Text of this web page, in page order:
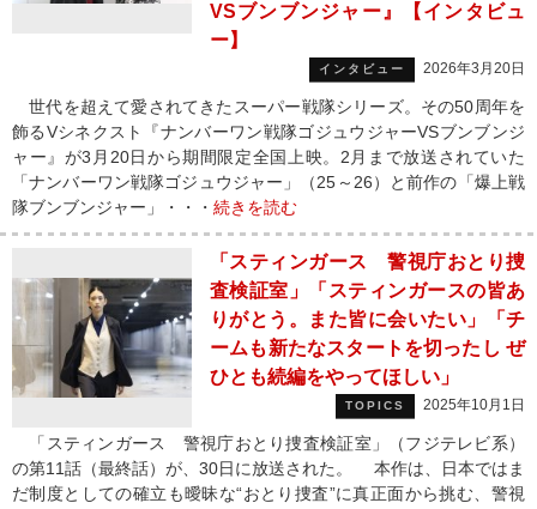
VSブンブンジャー』【インタビュ
ー】
インタビュー 2026年3月20日
世代を超えて愛されてきたスーパー戦隊シリーズ。その50周年を
飾るVシネクスト『ナンバーワン戦隊ゴジュウジャーVSブンブンジ
ャー』が3月20日から期間限定全国上映。2月まで放送されていた
「ナンバーワン戦隊ゴジュウジャー」（25～26）と前作の「爆上戦
隊ブンブンジャー」・・・ 続きを読む
「スティンガース 警視庁おとり捜
査検証室」「スティンガースの皆あ
りがとう。また皆に会いたい」「チ
ームも新たなスタートを切ったし ぜ
ひとも続編をやってほしい」
TOPICS 2025年10月1日
「スティンガース 警視庁おとり捜査検証室」（フジテレビ系）
の第11話（最終話）が、30日に放送された。 本作は、日本ではま
だ制度としての確立も曖昧な“おとり捜査”に真正面から挑む、警視